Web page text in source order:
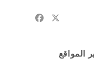
المواقع